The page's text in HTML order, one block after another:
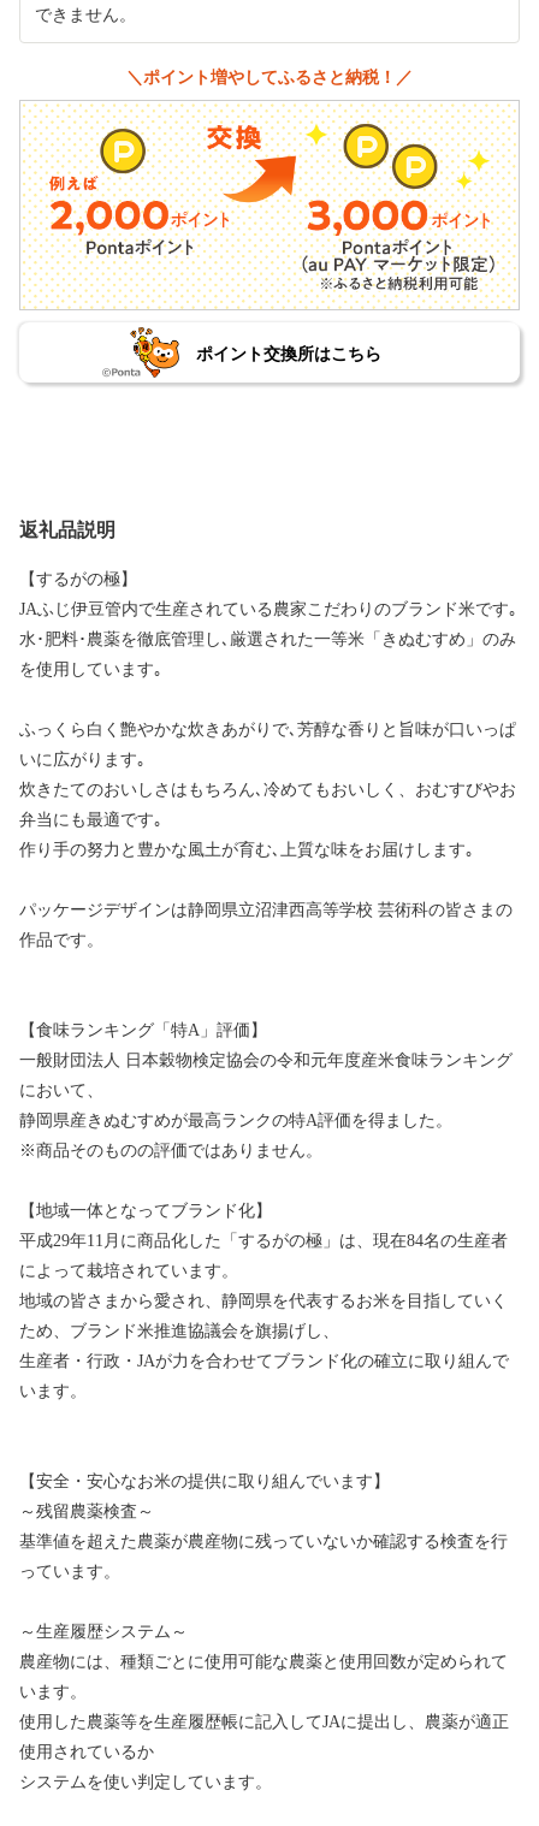
できません。
＼ポイント増やしてふるさと納税！／
ポイント交換所はこちら
返礼品説明
【するがの極】
JAふじ伊豆管内で生産されている農家こだわりのブランド米です｡
水･肥料･農薬を徹底管理し､厳選された一等米「きぬむすめ」のみ
を使用しています｡
ふっくら白く艶やかな炊きあがりで､芳醇な香りと旨味が口いっぱ
いに広がります｡
炊きたてのおいしさはもちろん､冷めてもおいしく、おむすびやお
弁当にも最適です｡
作り手の努力と豊かな風土が育む､上質な味をお届けします｡
パッケージデザインは静岡県立沼津西高等学校 芸術科の皆さまの
作品です。
【食味ランキング「特A」評価】
一般財団法人 日本穀物検定協会の令和元年度産米食味ランキング
において、
静岡県産きぬむすめが最高ランクの特A評価を得ました。
※商品そのものの評価ではありません。
【地域一体となってブランド化】
平成29年11月に商品化した「するがの極」は、現在84名の生産者
によって栽培されています。
地域の皆さまから愛され、静岡県を代表するお米を目指していく
ため、ブランド米推進協議会を旗揚げし、
生産者・行政・JAが力を合わせてブランド化の確立に取り組んで
います。
【安全・安心なお米の提供に取り組んでいます】
～残留農薬検査～
基準値を超えた農薬が農産物に残っていないか確認する検査を行
っています。
～生産履歴システム～
農産物には、種類ごとに使用可能な農薬と使用回数が定められて
います。
使用した農薬等を生産履歴帳に記入してJAに提出し、農薬が適正
使用されているか
システムを使い判定しています。